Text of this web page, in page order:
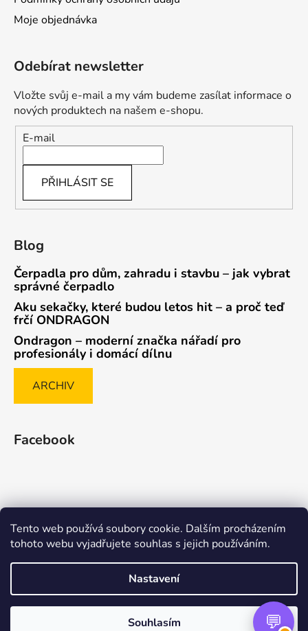
Tento web používá soubory cookie. Dalším procházením
tohoto webu vyjadřujete souhlas s jejich používáním.
Nastavení
Souhlasím
Moje objednávka
Odebírat newsletter
Vložte svůj e-mail a my vám budeme zasílat informace o
nových produktech na našem e-shopu.
E-mail
PŘIHLÁSIT SE
Blog
Čerpadla pro dům, zahradu i stavbu – jak vybrat
správné čerpadlo
Aku sekačky, které budou letos hit – a proč teď
frčí ONDRAGON
Ondragon – moderní značka nářadí pro
profesionály i domácí dílnu
ARCHIV
Facebook
Způsob ověřování recenzí
Vytvořil Shoptet Premium
nasenaradi.cz . Všechna práva